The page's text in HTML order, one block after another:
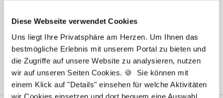
Diese Webseite verwendet Cookies
Uns liegt Ihre Privatsphäre am Herzen. Um Ihnen das
bestmögliche Erlebnis mit unserem Portal zu bieten und
die Zugriffe auf unsere Website zu analysieren, nutzen
wir auf unseren Seiten Cookies. 🍪 Sie können mit
einem Klick auf "Details" einsehen für welche Aktivitäten
wir Cookies einsetzen und dort bequem eine Auswahl
Heidelberg| Krefeld|Lippstadt| Mannheim|Marl| München|
Nürnberg|Ulm| Wuppertal |Würzburg|